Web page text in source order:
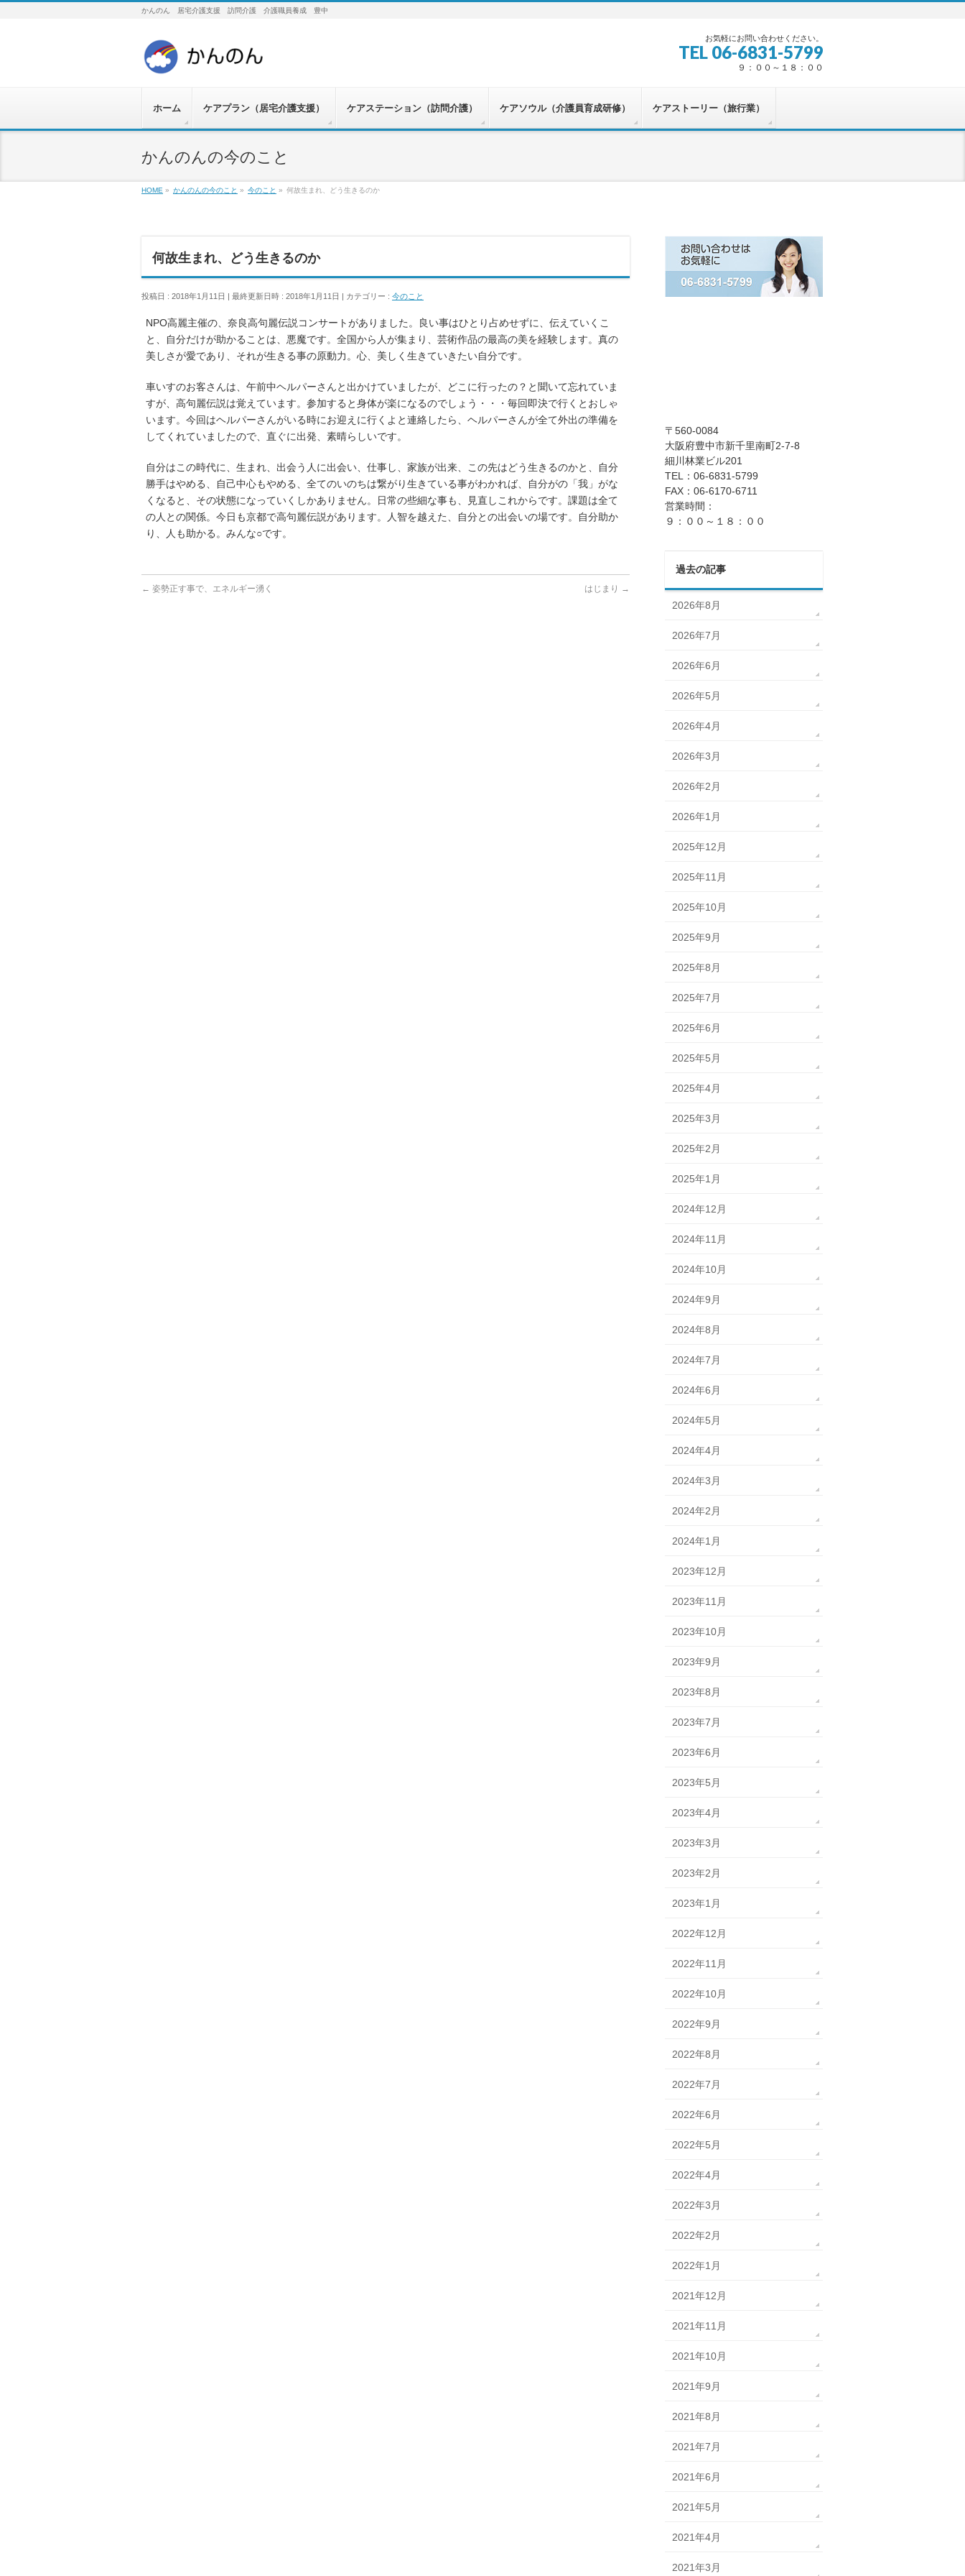
かんのん 居宅介護支援 訪問介護 介護職員養成 豊中
お気軽にお問い合わせください。
TEL 06-6831-5799
９：００～１８：００
ホーム ケアプラン（居宅介護支援） ケアステーション（訪問介護） ケアソウル（介護員育成研修） ケアストーリー（旅行業）
かんのんの今のこと
HOME » かんのんの今のこと » 今のこと » 何故生まれ、どう生きるのか
何故生まれ、どう生きるのか
投稿日 : 2018年1月11日 最終更新日時 : 2018年1月11日 カテゴリー : 今のこと
NPO高麗主催の、奈良高句麗伝説コンサートがありました。良い事はひとり占めせずに、伝えていくこ
と、自分だけが助かることは、悪魔です。全国から人が集まり、芸術作品の最高の美を経験します。真の
美しさが愛であり、それが生きる事の原動力。心、美しく生きていきたい自分です。
車いすのお客さんは、午前中ヘルパーさんと出かけていましたが、どこに行ったの？と聞いて忘れていま
すが、高句麗伝説は覚えています。参加すると身体が楽になるのでしょう・・・毎回即決で行くとおしゃ
います。今回はヘルパーさんがいる時にお迎えに行くよと連絡したら、ヘルパーさんが全て外出の準備を
してくれていましたので、直ぐに出発、素晴らしいです。
自分はこの時代に、生まれ、出会う人に出会い、仕事し、家族が出来、この先はどう生きるのかと、自分
勝手はやめる、自己中心もやめる、全てのいのちは繋がり生きている事がわかれば、自分がの「我」がな
くなると、その状態になっていくしかありません。日常の些細な事も、見直しこれからです。課題は全て
の人との関係。今日も京都で高句麗伝説があります。人智を越えた、自分との出会いの場です。自分助か
り、人も助かる。みんな○です。
← 姿勢正す事で、エネルギー湧く はじまり →
〒560-0084
大阪府豊中市新千里南町2-7-8
細川林業ビル201
TEL：06-6831-5799
FAX：06-6170-6711
営業時間：
９：００～１８：００
過去の記事
2026年8月
2026年7月
2026年6月
2026年5月
2026年4月
2026年3月
2026年2月
2026年1月
2025年12月
2025年11月
2025年10月
2025年9月
2025年8月
2025年7月
2025年6月
2025年5月
2025年4月
2025年3月
2025年2月
2025年1月
2024年12月
2024年11月
2024年10月
2024年9月
2024年8月
2024年7月
2024年6月
2024年5月
2024年4月
2024年3月
2024年2月
2024年1月
2023年12月
2023年11月
2023年10月
2023年9月
2023年8月
2023年7月
2023年6月
2023年5月
2023年4月
2023年3月
2023年2月
2023年1月
2022年12月
2022年11月
2022年10月
2022年9月
2022年8月
2022年7月
2022年6月
2022年5月
2022年4月
2022年3月
2022年2月
2022年1月
2021年12月
2021年11月
2021年10月
2021年9月
2021年8月
2021年7月
2021年6月
2021年5月
2021年4月
2021年3月